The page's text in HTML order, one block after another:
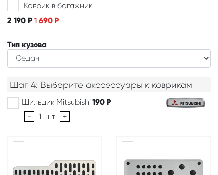
Коврик в багажник
2 190Р 1 690 Р
Тип кузова
Шаг 4: Выберите акссессуары к коврикам
Шильдик Mitsubishi 190 Р
-
1 шт +